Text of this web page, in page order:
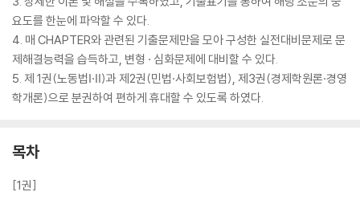
요도를 한눈에 파악할 수 있다.
4. 매 CHAPTER와 관련된 기출문제만을 모아 구성한 실전대비문제로 문
제해결능력을 습득하고, 변형 · 심화문제에 대비할 수 있다.
5. 제 1권(노동법Ⅰ·Ⅱ)과 제2권(민법·사회보험법), 제3권(경제학원론·경영
학개론)으로 분권하여 편하게 휴대할 수 있도록 하였다.
목차
[1권]